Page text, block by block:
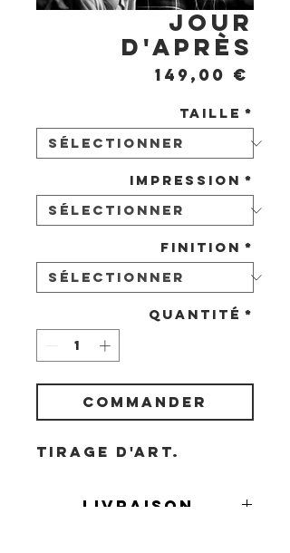
Jour
d'après
149,00 €
Taille *
Impression *
Finition *
Quantité *
COMMANDER
Tirage d'art.
Livraison